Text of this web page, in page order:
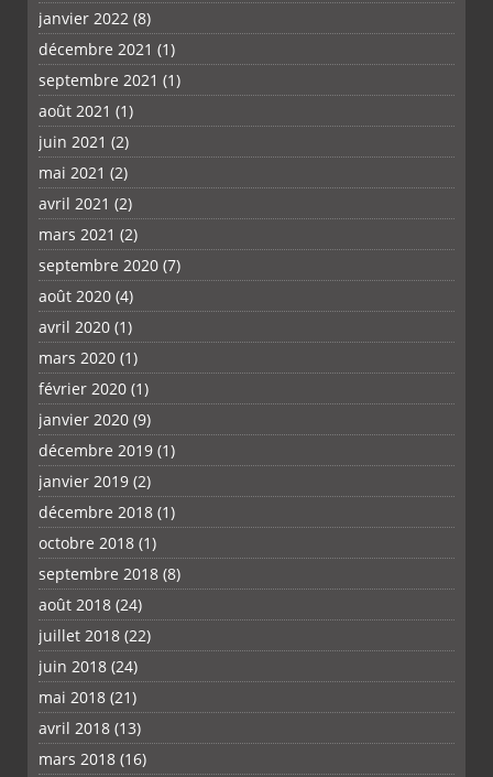
janvier 2022 (8)
décembre 2021 (1)
septembre 2021 (1)
août 2021 (1)
juin 2021 (2)
mai 2021 (2)
avril 2021 (2)
mars 2021 (2)
septembre 2020 (7)
août 2020 (4)
avril 2020 (1)
mars 2020 (1)
février 2020 (1)
janvier 2020 (9)
décembre 2019 (1)
janvier 2019 (2)
décembre 2018 (1)
octobre 2018 (1)
septembre 2018 (8)
août 2018 (24)
juillet 2018 (22)
juin 2018 (24)
mai 2018 (21)
avril 2018 (13)
mars 2018 (16)